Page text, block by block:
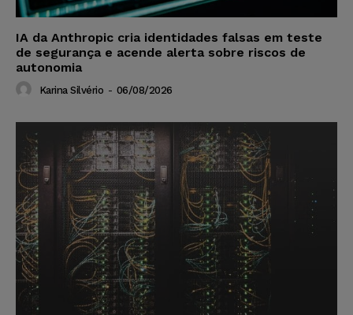
IA da Anthropic cria identidades falsas em teste
de segurança e acende alerta sobre riscos de
autonomia
Karina Silvério - 06/08/2026